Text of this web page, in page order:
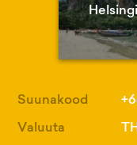
Suunakood
Valuuta